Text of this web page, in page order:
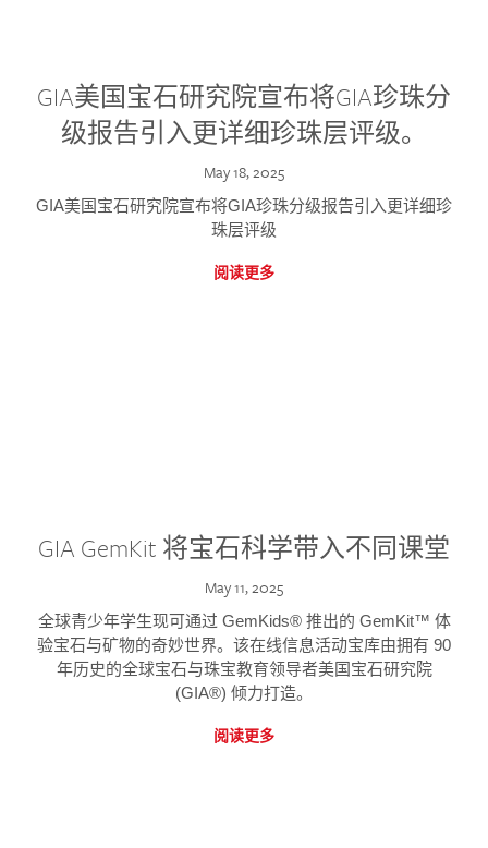
GIA美国宝石研究院宣布将GIA珍珠分
级报告引入更详细珍珠层评级。
May 18, 2025
GIA美国宝石研究院宣布将GIA珍珠分级报告引入更详细珍
珠层评级
阅读更多
GIA GemKit 将宝石科学带入不同课堂
May 11, 2025
全球青少年学生现可通过 GemKids® 推出的 GemKit™ 体
验宝石与矿物的奇妙世界。该在线信息活动宝库由拥有 90
年历史的全球宝石与珠宝教育领导者美国宝石研究院
(GIA®) 倾力打造。
阅读更多